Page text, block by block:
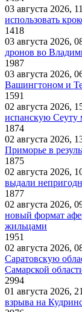
03 августа 2026,
использовать
1418
03 августа 2026,
дронов во
1987
03 августа 2026,
Вашингтоном и
1591
02 августа 2026,
испанскую Сеуту
1874
02 августа 2026,
Приморье в
1875
02 августа 2026,
выдали
1877
02 августа 2026,
новый формат
жильцами
1951
02 августа 2026,
Саратовскую
Самарской
2994
01 августа 2026,
взрыва на